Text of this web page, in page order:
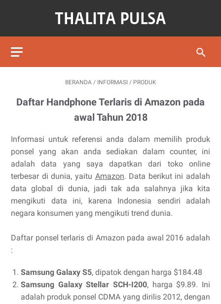
BERANDA / INFORMASI / PRODUK
Daftar Handphone Terlaris di Amazon pada
awal Tahun 2018
Informasi untuk referensi anda dalam memilih produk
ponsel yang akan anda sediakan dalam counter, ini
adalah data yang saya dapatkan dari toko online
terbesar di dunia, yaitu Amazon. Data berikut ini adalah
data global di dunia, jadi tak ada salahnya jika kita
mengikuti data ini, karena Indonesia sendiri adalah
negara konsumen yang mengikuti trend dunia.
Daftar ponsel terlaris di Amazon pada awal 2016 adalah
:
Samsung Galaxy S5, dipatok dengan harga $184.48
Samsung Galaxy Stellar SCH-I200, harga $9.89. Ini
adalah produk ponsel CDMA yang dirilis 2012, dengan